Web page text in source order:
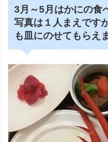
3月～5月はかにの食
写真は１人まえです
も皿にのせてもらえ